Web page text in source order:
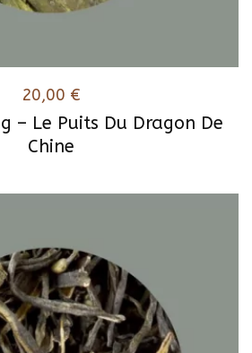
– Le Puits Du Dragon De
Chine
20,00 €